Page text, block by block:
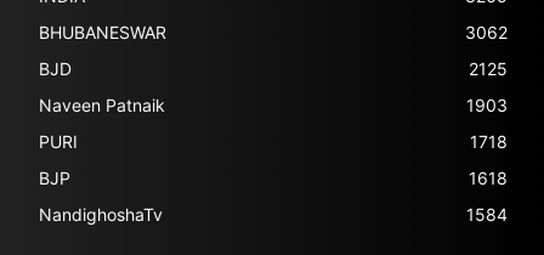
BHUBANESWAR
3062
BJD
2125
Naveen Patnaik
1903
PURI
1718
BJP
1618
NandighoshaTv
1584